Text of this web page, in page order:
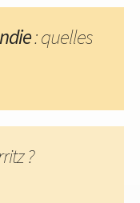
: quelles
?